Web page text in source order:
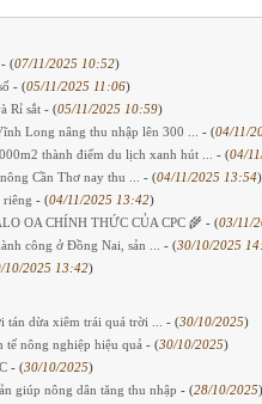
- (07/11/2025 10:52)
- (05/11/2025 11:06)
Rỉ sắt - (05/11/2025 10:59)
Long nâng thu nhập lên 300 ... - (04/11/
thành điểm du lịch xanh hút ... - (04/
Cần Thơ nay thu ... - (04/11/2025 13:54)
riêng - (04/11/2025 13:42)
OA CHÍNH THỨC CỦA CPC 🌾 - (03/11/
công ở Đồng Nai, sản ... - (30/10/2025
10/2025 13:42)
tán dừa xiêm trái quá trời ... - (30/10/2025)
tế nông nghiệp hiệu quả - (30/10/2025)
- (30/10/2025)
giúp nông dân tăng thu nhập - (28/10/2025)